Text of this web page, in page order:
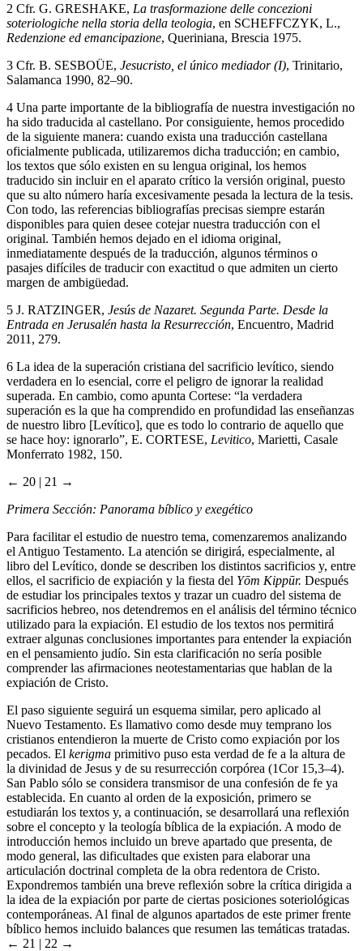
2 Cfr. G. GRESHAKE, La trasformazione delle concezioni
soteriologiche nella storia della teologia, en SCHEFFCZYK, L.,
Redenzione ed emancipazione, Queriniana, Brescia 1975.
3 Cfr. B. SESBOÜE, Jesucristo, el único mediador (I), Trinitario,
Salamanca 1990, 82–90.
4 Una parte importante de la bibliografía de nuestra investigación no
ha sido traducida al castellano. Por consiguiente, hemos procedido
de la siguiente manera: cuando exista una traducción castellana
oficialmente publicada, utilizaremos dicha traducción; en cambio,
los textos que sólo existen en su lengua original, los hemos
traducido sin incluir en el aparato crítico la versión original, puesto
que su alto número haría excesivamente pesada la lectura de la tesis.
Con todo, las referencias bibliografías precisas siempre estarán
disponibles para quien desee cotejar nuestra traducción con el
original. También hemos dejado en el idioma original,
inmediatamente después de la traducción, algunos términos o
pasajes difíciles de traducir con exactitud o que admiten un cierto
margen de ambigüedad.
5 J. RATZINGER, Jesús de Nazaret. Segunda Parte. Desde la
Entrada en Jerusalén hasta la Resurrección, Encuentro, Madrid
2011, 279.
6 La idea de la superación cristiana del sacrificio levítico, siendo
verdadera en lo esencial, corre el peligro de ignorar la realidad
superada. En cambio, como apunta Cortese: “la verdadera
superación es la que ha comprendido en profundidad las enseñanzas
de nuestro libro [Levítico], que es todo lo contrario de aquello que
se hace hoy: ignorarlo”, E. CORTESE, Levitico, Marietti, Casale
Monferrato 1982, 150.
← 20 | 21 →
Primera Sección: Panorama bíblico y exegético
Para facilitar el estudio de nuestro tema, comenzaremos analizando
el Antiguo Testamento. La atención se dirigirá, especialmente, al
libro del Levítico, donde se describen los distintos sacrificios y, entre
ellos, el sacrificio de expiación y la fiesta del Yōm Kippūr. Después
de estudiar los principales textos y trazar un cuadro del sistema de
sacrificios hebreo, nos detendremos en el análisis del término técnico
utilizado para la expiación. El estudio de los textos nos permitirá
extraer algunas conclusiones importantes para entender la expiación
en el pensamiento judío. Sin esta clarificación no sería posible
comprender las afirmaciones neotestamentarias que hablan de la
expiación de Cristo.
El paso siguiente seguirá un esquema similar, pero aplicado al
Nuevo Testamento. Es llamativo como desde muy temprano los
cristianos entendieron la muerte de Cristo como expiación por los
pecados. El kerigma primitivo puso esta verdad de fe a la altura de
la divinidad de Jesus y de su resurrección corpórea (1Cor 15,3–4).
San Pablo sólo se considera transmisor de una confesión de fe ya
establecida. En cuanto al orden de la exposición, primero se
estudiarán los textos y, a continuación, se desarrollará una reflexión
sobre el concepto y la teología bíblica de la expiación. A modo de
introducción hemos incluido un breve apartado que presenta, de
modo general, las dificultades que existen para elaborar una
articulación doctrinal completa de la obra redentora de Cristo.
Expondremos también una breve reflexión sobre la crítica dirigida a
la idea de la expiación por parte de ciertas posiciones soteriológicas
contemporáneas. Al final de algunos apartados de este primer frente
bíblico hemos incluido balances que resumen las temáticas tratadas.
← 21 | 22 →